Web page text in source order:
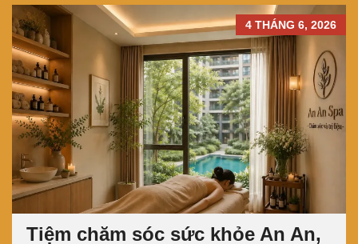
4 THÁNG 6, 2026
Tiệm chăm sóc sức khỏe An An,